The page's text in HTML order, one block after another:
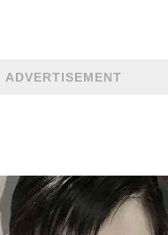
ADVERTISEMENT